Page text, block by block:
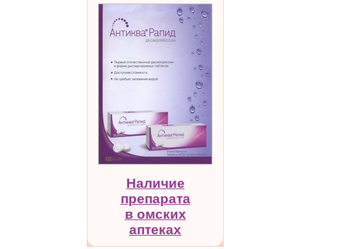
Наличие
препарата
в омских
аптеках